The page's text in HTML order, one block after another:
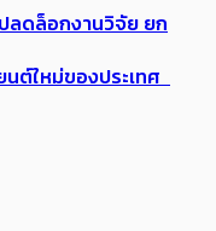
ลดล็อกงานวิจัย ยก
ต์ใหม่ของประเทศ